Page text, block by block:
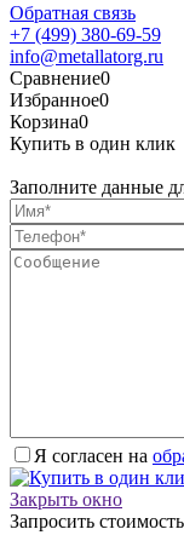
Обратная связь
+7 (499) 380-69-59
info@metallatorg.ru
Сравнение0
Избранное0
Корзина0
Купить в один клик
Заполните данные
Я согласен на
Закрыть окно
Запросить